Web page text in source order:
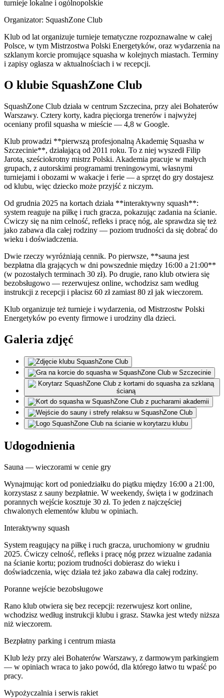
turnieje lokalne i ogólnopolskie
Organizator: SquashZone Club
Klub od lat organizuje turnieje tematyczne rozpoznawalne w całej
Polsce, w tym Mistrzostwa Polski Energetyków, oraz wydarzenia na
szklanym korcie promujące squasha w kolejnych miastach. Terminy
i zapisy ogłasza w aktualnościach i w recepcji.
O klubie SquashZone Club
SquashZone Club działa w centrum Szczecina, przy alei Bohaterów
Warszawy. Cztery korty, kadra pięciorga trenerów i najwyżej
oceniany profil squasha w mieście — 4,8 w Google.
Klub prowadzi **pierwszą profesjonalną Akademię Squasha w
Szczecinie**, działającą od 2011 roku. To z niej wyszedł Filip
Jarota, sześciokrotny mistrz Polski. Akademia pracuje w małych
grupach, z autorskimi programami treningowymi, własnymi
turniejami i obozami w wakacje i ferie — a sprzęt do gry dostajesz
od klubu, więc dziecko może przyjść z niczym.
Od grudnia 2025 na kortach działa **interaktywny squash**:
system reaguje na piłkę i ruch gracza, pokazując zadania na ścianie.
Ćwiczy się na nim celność, refleks i pracę nóg, ale sprawdza się też
jako zabawa dla całej rodziny — poziom trudności da się dobrać do
wieku i doświadczenia.
Dwie rzeczy wyróżniają cennik. Po pierwsze, **sauna jest
bezpłatna dla grających w dni powszednie między 16:00 a 21:00**
(w pozostałych terminach 30 zł). Po drugie, rano klub otwiera się
bezobsługowo — rezerwujesz online, wchodzisz sam według
instrukcji z recepcji i płacisz 60 zł zamiast 80 zł jak wieczorem.
Klub organizuje też turnieje i wydarzenia, od Mistrzostw Polski
Energetyków po eventy firmowe i urodziny dla dzieci.
Galeria zdjęć
Udogodnienia
Sauna — wieczorami w cenie gry
Wynajmując kort od poniedziałku do piątku między 16:00 a 21:00,
korzystasz z sauny bezpłatnie. W weekendy, święta i w godzinach
porannych wejście kosztuje 30 zł. To jeden z najczęściej
chwalonych elementów klubu w opiniach.
Interaktywny squash
System reagujący na piłkę i ruch gracza, uruchomiony w grudniu
2025. Ćwiczy celność, refleks i pracę nóg przez wizualne zadania
na ścianie kortu; poziom trudności dobierasz do wieku i
doświadczenia, więc działa też jako zabawa dla całej rodziny.
Poranne wejście bezobsługowe
Rano klub otwiera się bez recepcji: rezerwujesz kort online,
wchodzisz według instrukcji klubu i grasz. Stawka jest wtedy niższa
niż wieczorem.
Bezpłatny parking i centrum miasta
Klub leży przy alei Bohaterów Warszawy, z darmowym parkingiem
— w opiniach wraca to jako powód, dla którego łatwo tu wpaść po
pracy.
Wypożyczalnia i serwis rakiet